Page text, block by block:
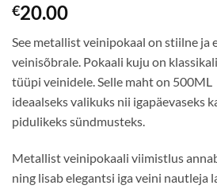
€20.00
See metallist veinipokaal on stiilne ja
veinisõbrale. Pokaali kuju on
tüüpi veinidele. Selle maht on 500ML
ideaalseks valikuks nii igapäevaseks
pidulikeks sündmusteks.
Metallist veinipokaali viimistlus
ning lisab elegantsi iga veini nautleja